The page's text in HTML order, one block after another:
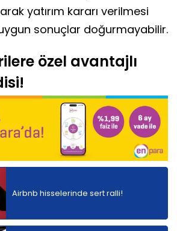
yatırım kararı verilmesi
sonuçlar doğurmayabilir.
özel avantajlı
Airbnb hisselerinde sert ralli!